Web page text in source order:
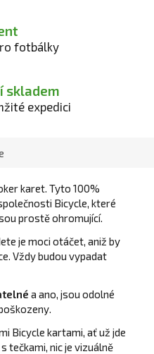
fotbálky
skladem
expedici
karet. Tyto 100%
Bicycle, které
prostě ohromující.
je moci otáčet, aniž by
Vždy budou vypadat
a ano, jsou odolné
Bicycle kartami, ať už jde
tečkami, nic je vizuálně